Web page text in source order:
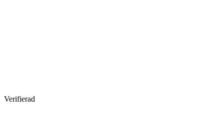
Verifierad